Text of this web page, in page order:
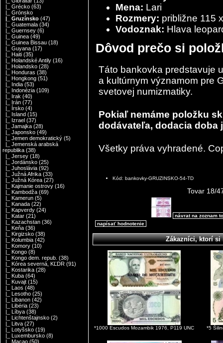
|_ Grécko (63)
|_ Grónsko
|_ Gruzínsko (47)
|_ Guatemala (34)
|_ Guernsey (6)
|_ Guinea (49)
|_ Guinea Bissau (18)
|_ Guyana (17)
|_ Haiti (35)
|_ Holandské Antily (16)
|_ Holandsko (28)
|_ Honduras (38)
|_ Hongkong (51)
|_ India (53)
|_ Indonézia (109)
|_ Irak (40)
|_ Irán (77)
|_ Írsko (4)
|_ Island (15)
|_ Izrael (37)
|_ Jamajka (28)
|_ Japonsko (49)
|_ Jemen demokratický (5)
|_ Jemenská arabská
republika (38)
|_ Jersey (18)
|_ Jordánsko (25)
|_ Juhoslávia (92)
|_ Južná Afrika (33)
|_ Južná Kórea (27)
|_ Kajmanie ostrovy (16)
|_ Kambodža (69)
|_ Kamerun (5)
|_ Kanada (22)
|_ Kapverdy (24)
|_ Katar (21)
|_ Kazachstan (36)
|_ Keňa (36)
|_ Kirgizsko (38)
|_ Kolumbia (42)
|_ Komory (10)
|_ Kongo (8)
|_ Kongo dem. repub. (38)
|_ Kórea severná, KĽDR (91)
|_ Kostarika (28)
|_ Kuba (64)
|_ Kuvajt (15)
|_ Laos (48)
|_ Lesotho (25)
|_ Libanon (42)
|_ Libéria (23)
|_ Líbya (38)
|_ Lichtenštajnsko (2)
|_ Litva (27)
|_ Lotyšsko (19)
|_ Luxembursko (8)
|_ Macao (50)
Mena: Lari
Rozmery: približne 115
Vodoznak: Hlava
Dôvod prečo si
Táto bankovka predstavuje
a kultúrnym významom pre
svetovej numizmatiky.
Pokiaľ nemáme položku
dodávateľa, dodacia doba
Všetky práva vyhradené.
Kód: bankovky-GRUZINSKO-54-TD
Tovar 18/
návrat na zoznam
napísať hodnotenie
Zákazníci, ktorí si
*1000 Escudos Mozambik 1976, P119 UNC *5